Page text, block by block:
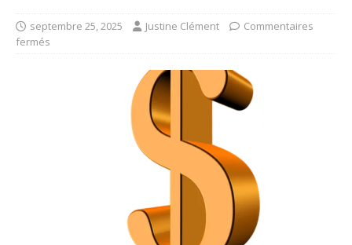
septembre 25, 2025 Justine Clément
Commentaires
fermés